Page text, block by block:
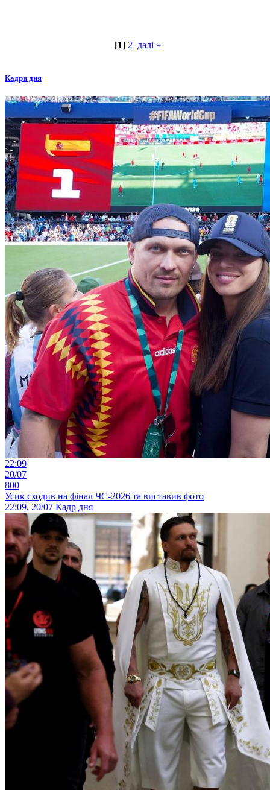
[1] 2 далі »
Кадри дня
22:09
20/07
800
Усик сходив на фінал ЧС-2026 та виставив фото
22:09, 20/07 Кадр дня